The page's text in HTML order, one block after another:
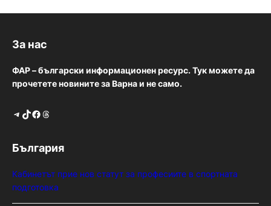
За нас
ФАР – български информационен ресурс. Тук можете да
прочетете новините за Варна и не само.
Telegram TikTok Facebook Threads
България
Кабинетът прие нов статут за професиите в спортната
подготовка